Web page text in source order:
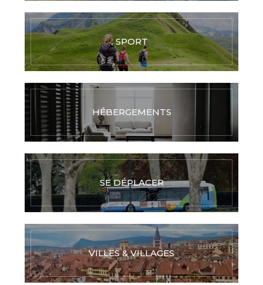
SPORT
HÉBERGEMENTS
SE DÉPLACER
VILLES & VILLAGES